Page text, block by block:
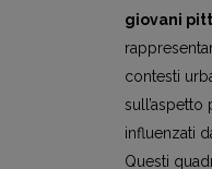
giovani
contesti
influenzati
Questi